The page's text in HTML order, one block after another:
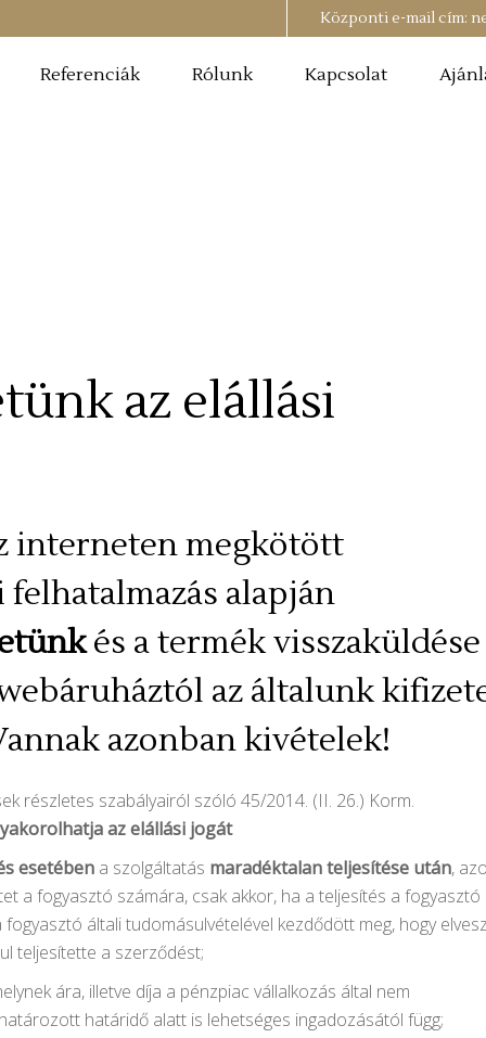
Központi e-mail cím:
Referenciák Rólunk Kapcsolat
az elállási
interneten megkötött
alapján
és a termék visszaküldése
az általunk
azonban kivételek!
részletes szabályairól szóló 45/2014. (II. 26.) Korm.
az elállási jogát
esetében a szolgáltatás maradéktalan teljesítése után,
a fogyasztó számára, csak akkor, ha a teljesítés a fogyasztó
általi tudomásulvételével kezdődött meg, hogy
teljesítette a szerződést;
ára, illetve díja a pénzpiac vállalkozás által nem
határidő alatt is lehetséges ingadozásától függ;